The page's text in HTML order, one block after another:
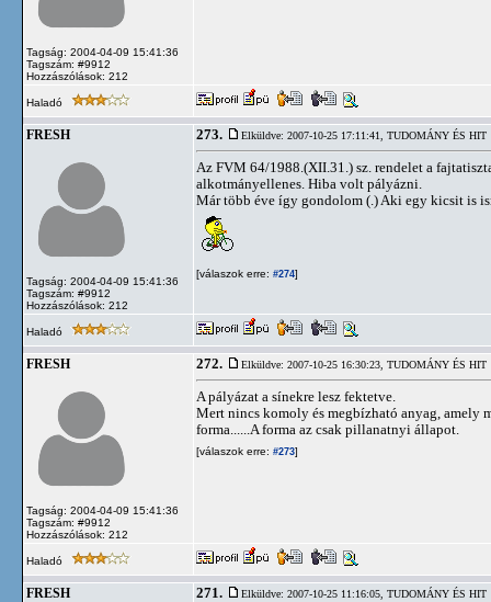
Tagság: 2004-04-09 15:41:36
Tagszám: #9912
Hozzászólások: 212
Haladó
FRESH
Tagság: 2004-04-09 15:41:36
Tagszám: #9912
Hozzászólások: 212
273. Elküldve: 2007-10-25 17:11:41, TUDOMÁNY ÉS HIT
Az FVM 64/1988.(XII.31.) sz. rendelet a
alkotmányellenes. Hiba volt pályázni.
Már több éve így gondolom (.) Aki egy kicsit is
[válaszok erre: #274]
Haladó
FRESH
Tagság: 2004-04-09 15:41:36
Tagszám: #9912
Hozzászólások: 212
272. Elküldve: 2007-10-25 16:30:23, TUDOMÁNY ÉS HIT
A pályázat a sínekre lesz fektetve.
Mert nincs komoly és megbízható anyag, amely
forma......A forma az csak pillanatnyi állapot.
[válaszok erre: #273]
Haladó
FRESH 271. Elküldve: 2007-10-25 11:16:05, TUDOMÁNY ÉS HIT